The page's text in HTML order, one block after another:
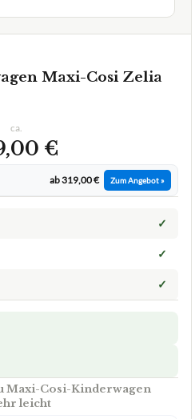
Maxi-Cosi Zelia
ca.
€
ab 319,00 € Zum Angebot »
✓
✓
✓
Maxi-Cosi-Kinderwagen
leicht